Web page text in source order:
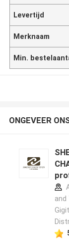
Levertijd
Merknaam
Min.
ONGEVEER
and